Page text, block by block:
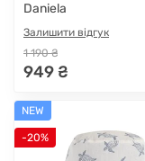
Daniela
Залишити відгук
1 190 ₴
949 ₴
NEW
-20%